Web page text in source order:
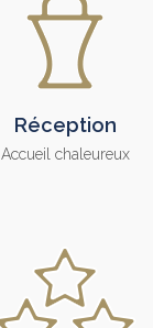
Réception
Accueil chaleureux